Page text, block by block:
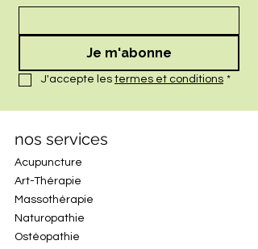
Je m'abonne
J'accepte les termes et conditions *
nos services
Acupuncture
Art-Thérapie
Massothérapie
Naturopathie
Ostéopathie